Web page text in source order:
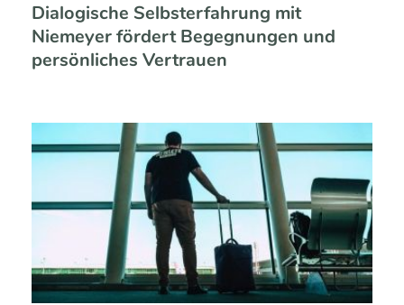
Dialogische Selbsterfahrung mit
Niemeyer fördert Begegnungen und
persönliches Vertrauen